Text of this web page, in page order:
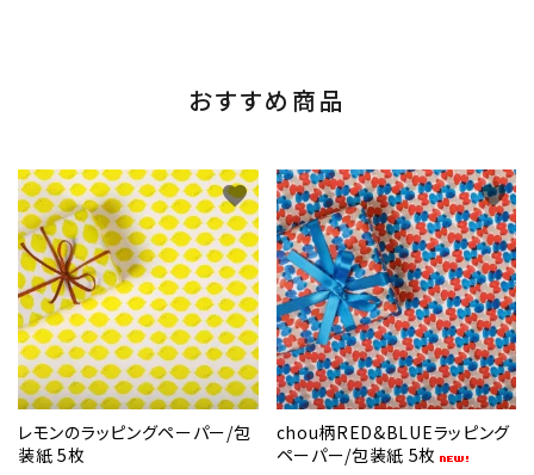
おすすめ商品
レモンのラッピングペーパー/包
装紙 5枚
favorite
chou柄RED&BLUEラッピング
ペーパー/包装紙 5枚
favorite